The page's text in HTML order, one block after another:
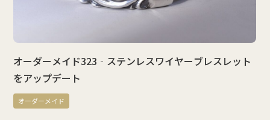
ーメイド323‐ステンレスワイヤーブレスレット
デート
メイド
オーダ